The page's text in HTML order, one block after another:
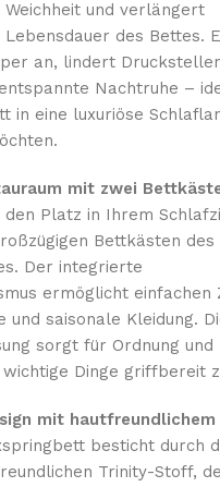
und verlängert
Lebensdauer des Bettes.
an, lindert
Nachtruhe –
in eine luxuriöse
mit zwei
den Platz in Ihrem
Bettkästen des
Der integrierte
ermöglicht einfachen
und saisonale Kleidung.
sorgt für Ordnung und
Dinge griffbereit
mit
besticht durch
Trinity-Stoff,